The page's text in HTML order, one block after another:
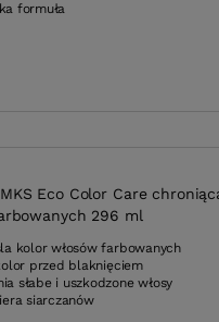
formuła
Eco Color Care
296 ml
kolor włosów farbowanych
przed blaknięciem
słabe i uszkodzone włosy
siarczanów